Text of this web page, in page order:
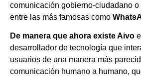
comunicación gobierno-ciudadano o
entre las más famosas como
De manera que ahora existe Aivo
desarrollador de tecnología que
usuarios de una manera más
comunicación humano a humano,